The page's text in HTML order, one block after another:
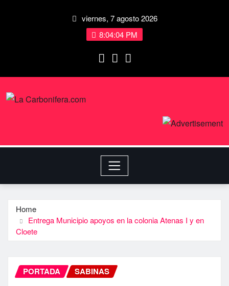
viernes, 7 agosto 2026
8:04:04 PM
Home
Entrega Municipio apoyos en la colonia Atenas I y en
Cloete
PORTADA SABINAS